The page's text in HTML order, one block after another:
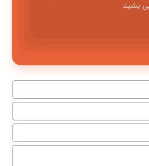
بشید